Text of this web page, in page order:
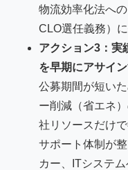
物流効率化法へ
CLO選任義務）
アクション3：実
を早期にアサイ
公募期間が短い
ー削減（省エネ
社リソースだけ
サポート体制が
カー、ITシステ